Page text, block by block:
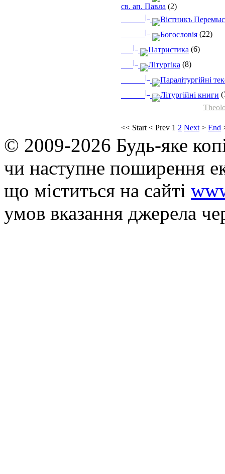
<< Start < Prev 1 2 Next > End
св. ап. Павла (2)
|_ Вістникъ
|_ Богословія (22)
|_ Патристика (6)
|_ Літургіка (8)
|_ Паралітургійні
|_ Літургійні книги
© 2009-2026 Будь-яке
чи наступне поширення
що мiститься на сайті
умов вказання джерела